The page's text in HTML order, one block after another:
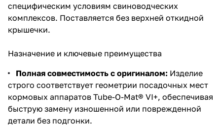
специфическим условиям свиноводческих
комплексов. Поставляется без верхней откидной
крышечки.
Назначение и ключевые преимущества
Полная совместимость с оригиналом: Изделие
строго соответствует геометрии посадочных мест
кормовых аппаратов Tube-O-Mat® VI+, обеспечивая
быструю замену изношенной или поврежденной
детали без подгонки.